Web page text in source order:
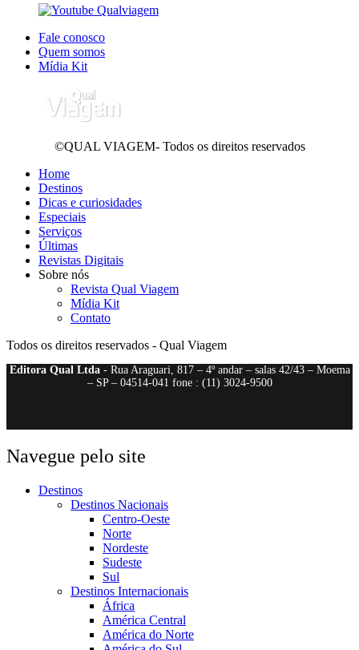
Fale conosco
Quem somos
Mídia Kit
©QUAL VIAGEM- Todos os direitos reservados
Home
Destinos
Dicas e curiosidades
Especiais
Serviços
Últimas
Revistas Digitais
Sobre nós
Revista Qual Viagem
Mídia Kit
Contato
Todos os direitos reservados - Qual Viagem
Editora Qual Ltda- Rua Araguari, 817 – 4º andar – salas 42/43 – Moema
– SP – 04514-041 fone : (11) 3024-9500
Navegue pelo site
Destinos
Destinos Nacionais
Centro-Oeste
Norte
Nordeste
Sudeste
Sul
Destinos Internacionais
África
América Central
América do Norte